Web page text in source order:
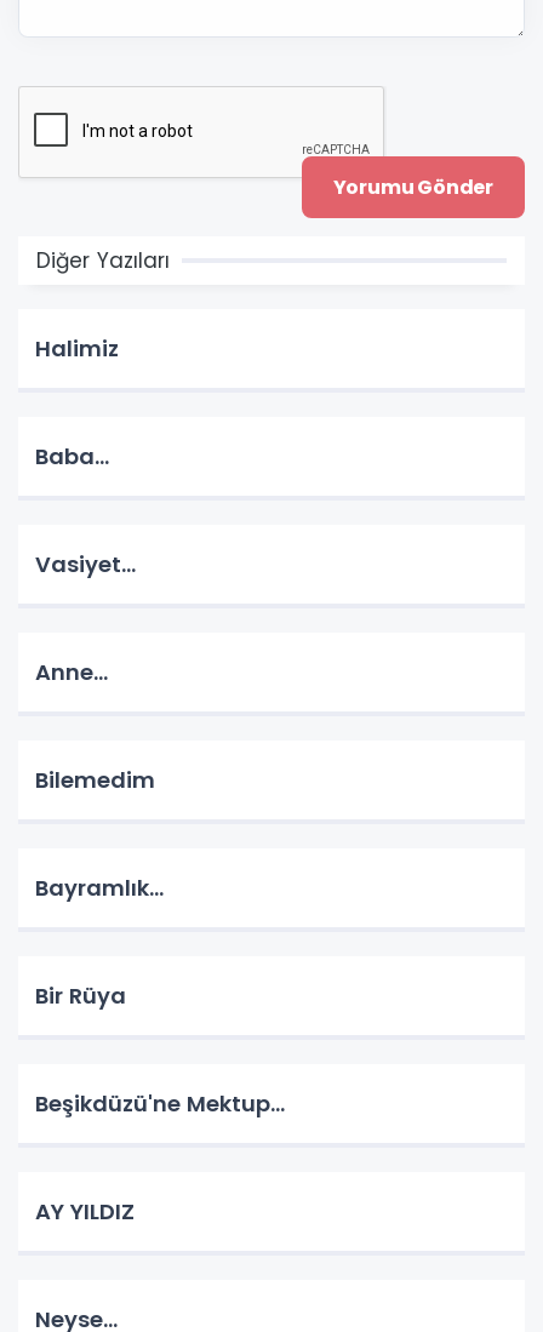
Diğer Yazıları
Halimiz
Baba...
Vasiyet...
Anne...
Bilemedim
Bayramlık...
Bir Rüya
Beşikdüzü'ne Mektup...
AY YILDIZ
Neyse...